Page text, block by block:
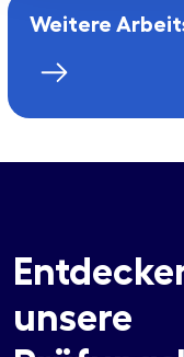
Weitere
unsere